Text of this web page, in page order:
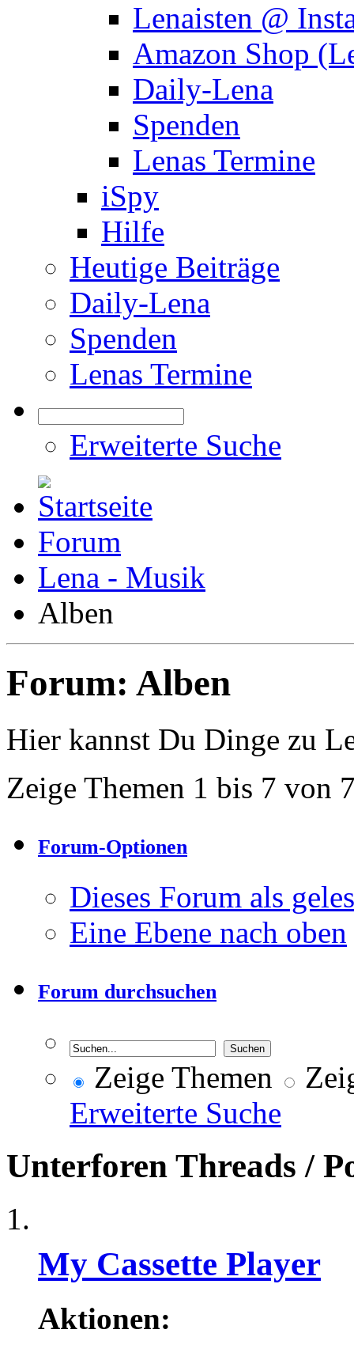
Lenaisten @
Amazon Shop
Daily-Lena
Spenden
Lenas Termine
iSpy
Hilfe
Heutige Beiträge
Daily-Lena
Spenden
Lenas Termine
Erweiterte Suche
Forum
Lena - Musik
Alben
Forum: Alben
Hier kannst Du Dinge zu
Zeige Themen 1 bis 7 von
Forum-Optionen
Dieses Forum als
Eine Ebene nach oben
Forum durchsuchen
Zeige Themen
Erweiterte Suche
Unterforen Threads /
My Cassette Player
Aktionen: